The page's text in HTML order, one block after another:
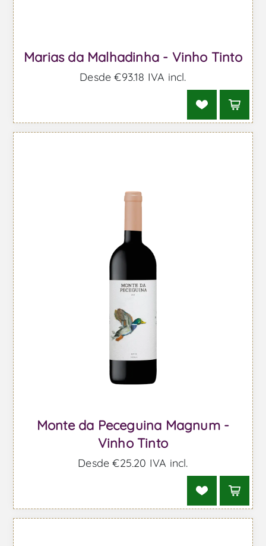
Marias da Malhadinha - Vinho Tinto
Desde €93,18 IVA incl.
Monte da Peceguina Magnum -
Vinho Tinto
Desde €25,20 IVA incl.